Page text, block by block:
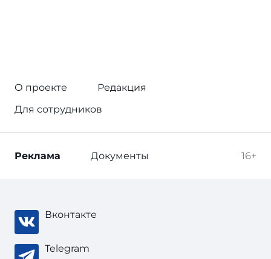
О проекте
Редакция
Для сотрудников
16+
Реклама Документы
Вконтакте
Telegram